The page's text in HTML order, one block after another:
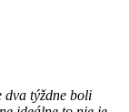
dva týždne boli